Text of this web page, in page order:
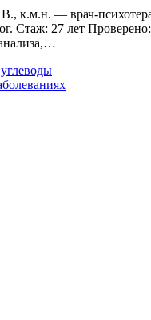
к.м.н. — врач-
Стаж: 27 лет